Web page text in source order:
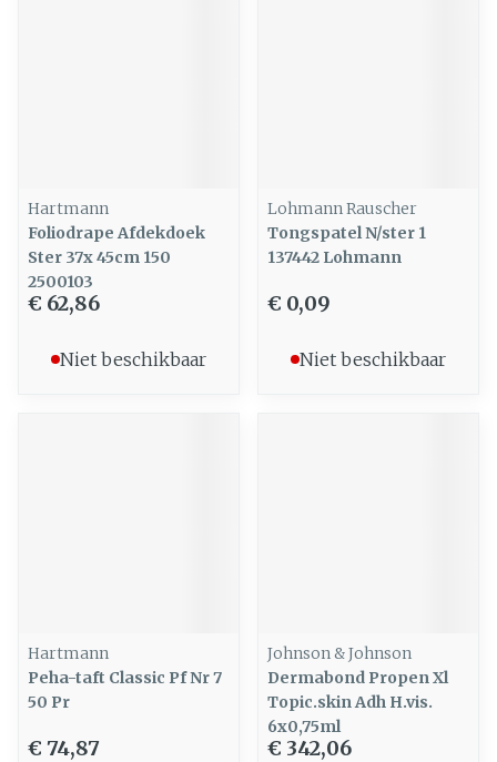
Hartmann
Foliodrape Afdekdoek
Ster 37x 45cm 150
2500103
€ 62,86
Niet beschikbaar
Lohmann Rauscher
Tongspatel N/ster 1
137442 Lohmann
€ 0,09
Niet beschikbaar
Hartmann
Peha-taft Classic Pf Nr 7
50 Pr
€ 74,87
Johnson & Johnson
Dermabond Propen Xl
Topic.skin Adh H.vis.
6x0,75ml
€ 342,06